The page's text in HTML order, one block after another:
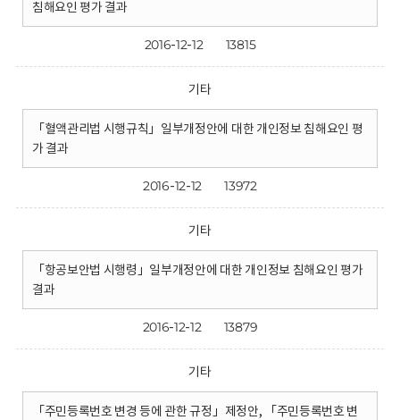
침해요인 평가 결과
2016-12-12 13815
기타
「혈액관리법 시행규칙」일부개정안에 대한 개인정보 침해요인 평
가 결과
2016-12-12 13972
기타
「항공보안법 시행령」일부개정안에 대한 개인정보 침해요인 평가
결과
2016-12-12 13879
기타
「주민등록번호 변경 등에 관한 규정」제정안, 「주민등록번호 변